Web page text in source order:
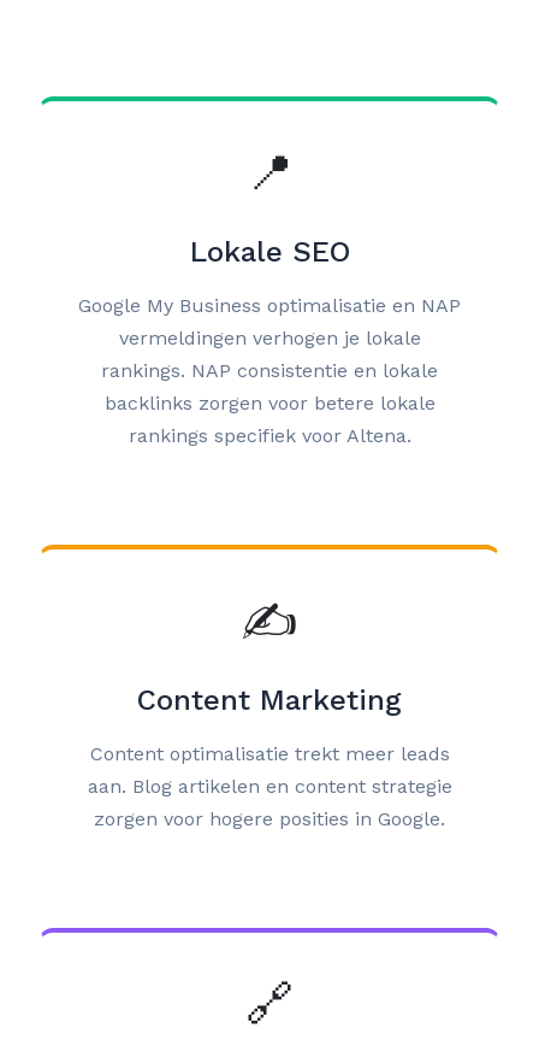
📍
Lokale SEO
Google My Business optimalisatie en NAP
vermeldingen verhogen je lokale
rankings. NAP consistentie en lokale
backlinks zorgen voor betere lokale
rankings specifiek voor Altena.
✍️
Content Marketing
Content optimalisatie trekt meer leads
aan. Blog artikelen en content strategie
zorgen voor hogere posities in Google.
🔗